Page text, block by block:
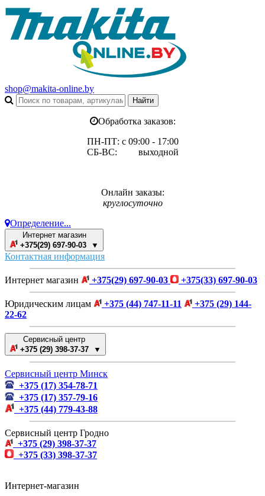
shop@makita-online.by
Обработка заказов:
ПН-ПТ: с 09:00 - 17:00
СБ-ВС: выходной
Онлайн заказы:
круглосуточно
Определение...
Интернет магазин
+375(29) 697-90-03 ▼
Контактная информация
Интернет магазин +375(29) 697-90-03 +375(33) 697-90-03
Юридическим лицам +375 (44) 747-11-11
+375 (29) 144-
22-62
Сервисный центр
+375 (29) 398-37-37 ▼
Сервисный центр Минск
+375 (17) 354-78-71
+375 (17) 357-79-16
+375 (44) 779-43-88
Сервисный центр Гродно
+375 (29) 398-37-37
+375 (33) 398-37-37
Интернет-магазин